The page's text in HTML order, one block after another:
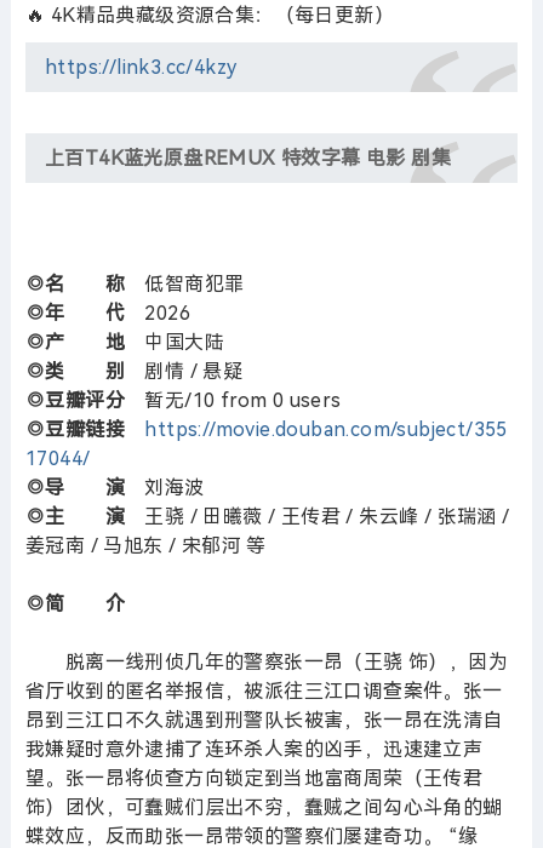
🔥 4K精品典藏级资源合集：（每日更新）
https://link3.cc/4kzy
上百T4K蓝光原盘REMUX 特效字幕 电影 剧集
◎名 称低智商犯罪
◎年 代2026
◎产 地中国大陆
◎类 别
剧情 / 悬疑
◎豆瓣评分暂无/10 from 0 users
◎豆瓣链接
https://movie.douban.com/subject/355
17044/
◎导 演刘海波
◎主 演王骁 / 田曦薇 / 王传君 / 朱云峰 / 张瑞涵 /
姜冠南 / 马旭东 / 宋郁河 等
◎简 介
脱离一线刑侦几年的警察张一昂（王骁 饰），因为
省厅收到的匿名举报信，被派往三江口调查案件。张一
昂到三江口不久就遇到刑警队长被害，张一昂在洗清自
我嫌疑时意外逮捕了连环杀人案的凶手，迅速建立声
望。张一昂将侦查方向锁定到当地富商周荣（王传君
饰）团伙，可蠢贼们层出不穷，蠢贼之间勾心斗角的蝴
蝶效应，反而助张一昂带领的警察们屡建奇功。 “缘